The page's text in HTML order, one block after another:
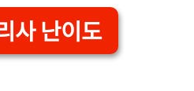
사 난이도